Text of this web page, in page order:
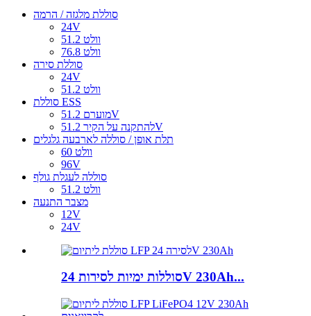
סוללת מלגזה / הרמה
24V
51.2 וולט
76.8 וולט
סוללת סירה
24V
51.2 וולט
סוללת ESS
מוערם 51.2V
להתקנה על הקיר 51.2V
תלת אופן / סוללה לארבעה גלגלים
60 וולט
96V
סוללה לעגלת גולף
51.2 וולט
מצבר התנעה
12V
24V
סוללות ימיות לסירות 24V 230Ah...